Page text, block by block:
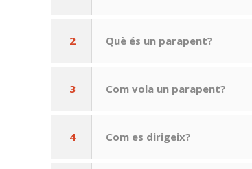
2 Què és un parapent?
3 Com vola un parapent?
4 Com es dirigeix?